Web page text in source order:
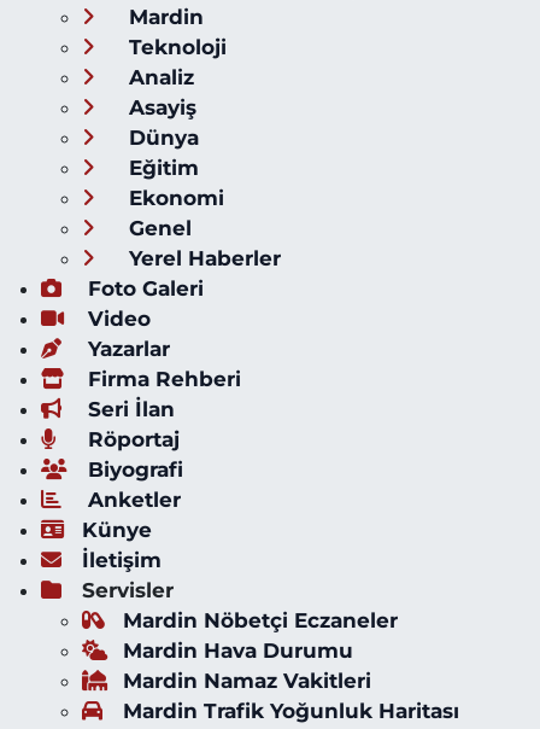
Mardin
Teknoloji
Analiz
Asayiş
Dünya
Eğitim
Ekonomi
Genel
Yerel Haberler
Foto Galeri
Video
Yazarlar
Firma Rehberi
Seri İlan
Röportaj
Biyografi
Anketler
Künye
İletişim
Servisler
Mardin Nöbetçi Eczaneler
Mardin Hava Durumu
Mardin Namaz Vakitleri
Mardin Trafik Yoğunluk Haritası